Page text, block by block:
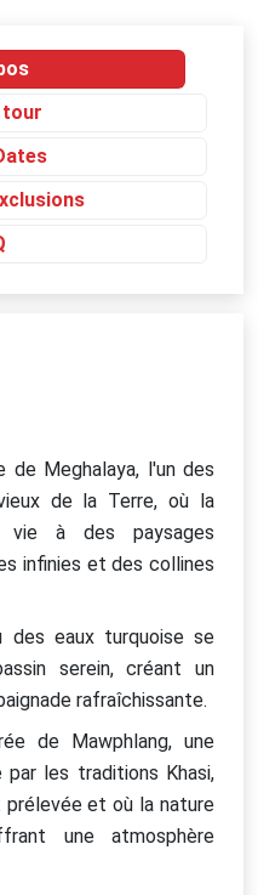
tour
de Meghalaya, l'un des
de la Terre, où la
vie à des paysages
infinies et des collines
des eaux turquoise se
serein, créant un
rafraîchissante.
de Mawphlang, une
les traditions Khasi,
et où la nature
une atmosphère